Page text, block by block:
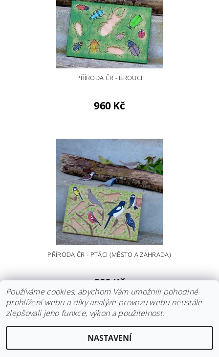
PŘÍRODA ČR - BROUCI
960 Kč
PŘÍRODA ČR - PTÁCI (MĚSTO A ZAHRADA)
890 Kč
Instagram Fler | Facebook
2026 © Hravokádo, všechna práva vyhrazena
Používáme cookies, abychom Vám umožnili pohodlné
prohlížení webu a díky analýze provozu webu neustále
zlepšovali jeho funkce, výkon a použitelnost.
NASTAVENÍ